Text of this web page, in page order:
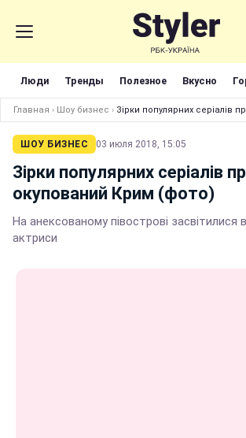
Люди Тренды Полезное Вкусно
Главная › Шоу бизнес › Зірки популярних серіалів
ШОУ БИЗНЕС 03 июля 2018, 15:05
Зірки популярних серіалів
окупований Крим (фото)
На анексованому півострові засвітилися
актриси